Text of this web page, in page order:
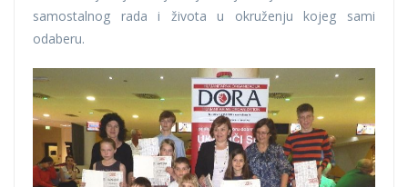
samostalnog rada i života u okruženju kojeg sami
odaberu.